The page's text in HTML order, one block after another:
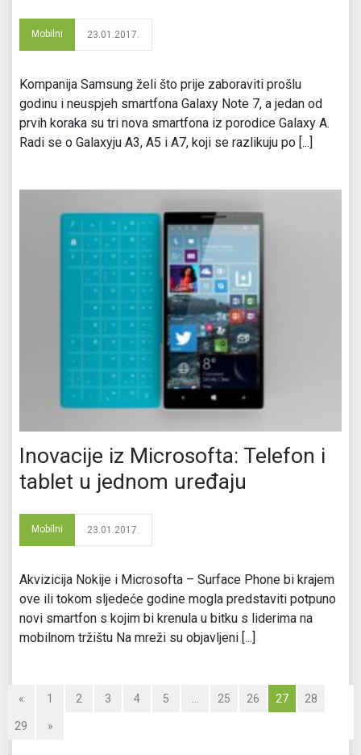
Mobilni 23.01.2017.
Kompanija Samsung želi što prije zaboraviti prošlu
godinu i neuspjeh smartfona Galaxy Note 7, a jedan od
prvih koraka su tri nova smartfona iz porodice Galaxy A.
Radi se o Galaxyju A3, A5 i A7, koji se razlikuju po [...]
Inovacije iz Microsofta: Telefon i
tablet u jednom uređaju
Mobilni 23.01.2017.
Akvizicija Nokije i Microsofta – Surface Phone bi krajem
ove ili tokom sljedeće godine mogla predstaviti potpuno
novi smartfon s kojim bi krenula u bitku s liderima na
mobilnom tržištu Na mreži su objavljeni [...]
« 1 2 3 4 5 25 26 27 28
29 »